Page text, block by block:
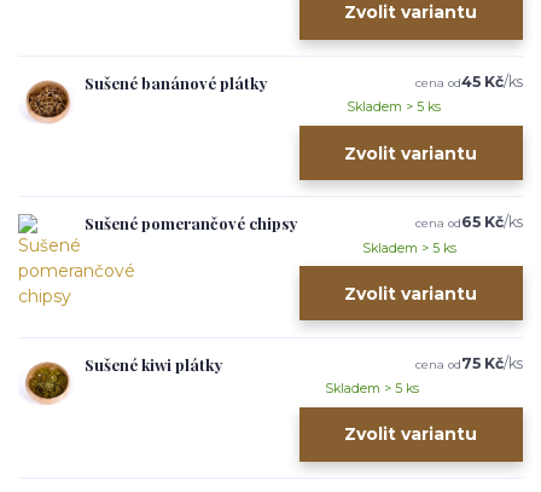
Zvolit variantu
Sušené banánové plátky cena od45 Kč/ks
Skladem > 5 ks
Zvolit variantu
Sušené pomerančové chipsy cena od65 Kč/ks
Skladem > 5 ks
Zvolit variantu
Sušené kiwi plátky cena od75 Kč/ks
Skladem > 5 ks
Zvolit variantu